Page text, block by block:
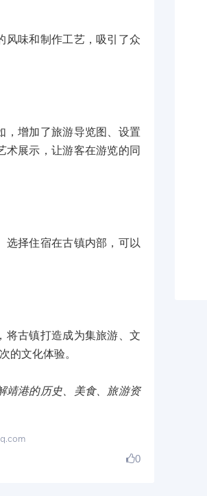
风味和制作工艺，吸引了众
，增加了旅游导览图、设置
展示，让游客在游览的同
选择住宿在古镇内部，可以
将古镇打造成为集旅游、文
的文化体验。
靖港的历史、美食、旅游资
0